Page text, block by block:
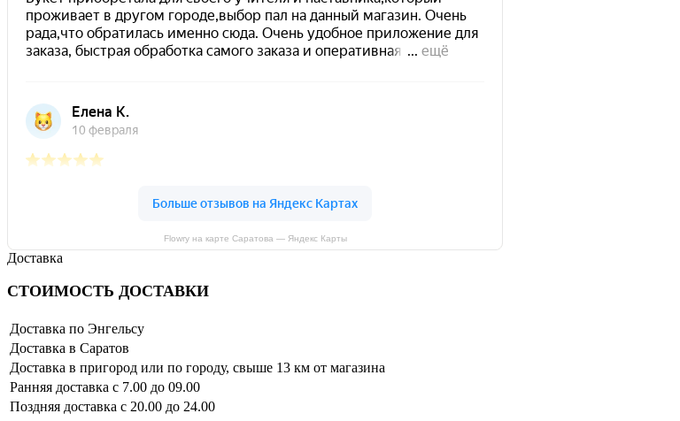
Flowry на карте Саратова — Яндекс Карты
Доставка
СТОИМОСТЬ ДОСТАВКИ
Доставка по Энгельсу
Доставка в Саратов
Доставка в пригород или по городу, свыше 13 км от магазина
Ранняя доставка с 7.00 до 09.00
Поздняя доставка с 20.00 до 24.00